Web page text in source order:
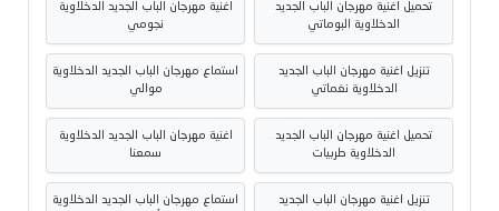
تحميل اغنية مهرجان الباب الجديد
الدخلاوية البوماتي
اغنية مهرجان الباب الجديد الدخلاوية
نجومي
تنزيل اغنية مهرجان الباب الجديد
الدخلاوية نغماتي
استماع مهرجان الباب الجديد الدخلاوية
موالي
تحميل اغنية مهرجان الباب الجديد
الدخلاوية طربيات
اغنية مهرجان الباب الجديد الدخلاوية
سمعنا
تنزيل اغنية مهرجان الباب الجديد
استماع مهرجان الباب الجديد الدخلاوية